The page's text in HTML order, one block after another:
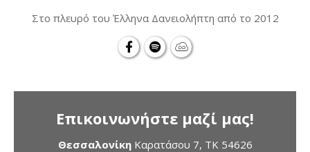
Στο πλευρό του Έλληνα Δανειολήπτη από το 2012
Επικοινωνήστε μαζί μας!
ΘεσσαλονίκηΚαρατάσου 7, TK 54626